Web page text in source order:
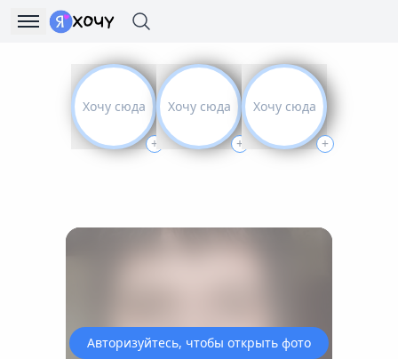
Хочу сюда
+
Хочу сюда
+
Хочу сюда
+
Авторизуйтесь, чтобы открыть фото